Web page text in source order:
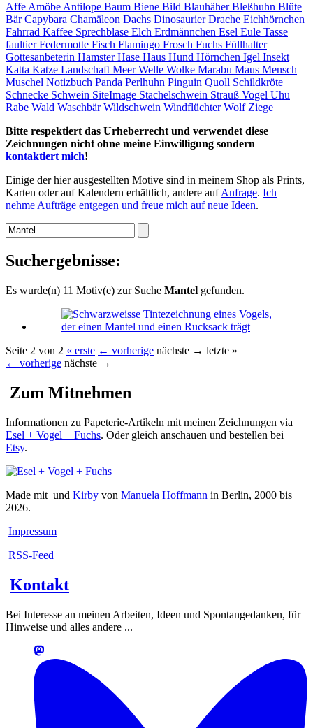
Affe Amöbe Antilope Baum Biene Bild BlauhäherBleßhuhn Blüte
BärCapybara Chamäleon Dachs DinosaurierDrache Eichhörnchen
Fahrrad Kaffee Sprechblase Elch Erdmännchen Esel Eule Tasse
faultierFedermotte Fisch Flamingo Frosch Fuchs Füllhalter
Gottesanbeterin HamsterHase Haus Hund Hörnchen Igel Insekt
Katta Katze Landschaft MeerWelle Wolke Marabu Maus Mensch
Muschel Notizbuch Panda Perlhuhn Pinguin Quoll Schildkröte
Schnecke Schwein SiteImage Stachelschwein Strauß Vogel Uhu
Rabe Wald WaschbärWildschwein WindflüchterWolf Ziege
Bitte respektiert das Urheberrecht und verwendet diese
Zeichnungen nicht ohne meine Einwilligung sondern
kontaktiert mich!
Einige der hier ausgestellten Motive sind in meinem Shop als Prints,
Karten oder auf Kalendern erhältlich, andere aufAnfrage. Ich
nehme Aufträge entgegen und freue mich auf neue Ideen.
Suchergebnisse:
Es wurde(n) 11 Motiv(e) zur Suche Mantel gefunden.
Seite 2 von 2 « erste ← vorherige nächste → letzte »
← vorherige nächste →
Zum Mitnehmen
Informationen zu Papeterie-Artikeln mit meinen Zeichnungen via
Esel + Vogel + Fuchs. Oder gleich anschauen und bestellen bei
Etsy.
Made mit und Kirby von Manuela Hoffmann in Berlin, 2000 bis
2026.
Impressum
RSS-Feed
Kontakt
Bei Interesse an meinen Arbeiten, Ideen und Spontangedanken, für
Hinweise und alles andere ...